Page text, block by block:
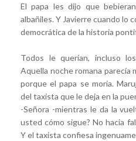
El papa les dijo que
albañiles. Y Javierre cuando lo
democrática de la historia
Todos le querían, incluso
Aquella noche romana parecía
porque el papa se moría.
del taxista que le deja en la
-Señora -mientras le da la
usted cómo sigue? No hacia
Y el taxista confiesa